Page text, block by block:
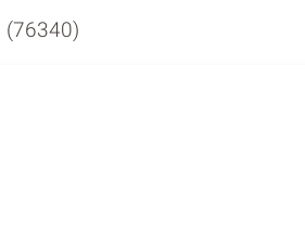
(76340)